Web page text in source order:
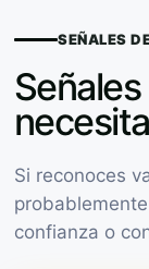
SEÑALES
Si reconoces
confianza o